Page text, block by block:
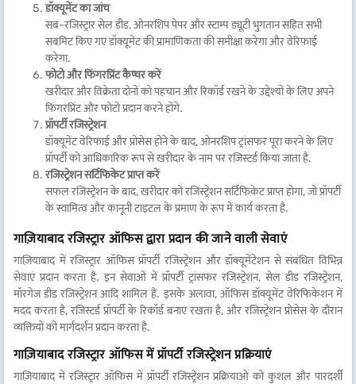
डॉक्यूमेंट का जांच
सब-रजिस्ट्रार सेल डीड, ओनरशिप पेपर और स्टाम्प ड्यूटी भुगतान सहित सभी
सबमिट किए गए डॉक्यूमेंट की प्रामाणिकता की समीक्षा करेगा और वेरिफाई
करेगा.
फोटो और फिंगरप्रिंट कैप्चर करें
खरीदार और विक्रेता दोनों को पहचान और रिकॉर्ड रखने के उद्देश्यों के लिए अपने
फिंगरप्रिंट और फोटो प्रदान करने होंगे.
प्रॉपर्टी रजिस्ट्रेशन
डॉक्यूमेंट वेरिफाई और प्रोसेस होने के बाद, ओनरशिप ट्रांसफर पूरा करने के लिए
प्रॉपर्टी को आधिकारिक रूप से खरीदार के नाम पर रजिस्टर्ड किया जाता है.
रजिस्ट्रेशन सर्टिफिकेट प्राप्त करें
सफल रजिस्ट्रेशन के बाद, खरीदार को रजिस्ट्रेशन सर्टिफिकेट प्राप्त होगा, जो प्रॉपर्टी
के स्वामित्व और कानूनी टाइटल के प्रमाण के रूप में कार्य करता है.
गाज़ियाबाद रजिस्ट्रार ऑफिस द्वारा प्रदान की जाने वाली सेवाएं
गाज़ियाबाद में रजिस्ट्रार ऑफिस प्रॉपर्टी रजिस्ट्रेशन और डॉक्यूमेंटेशन से संबंधित विभिन्न
सेवाएं प्रदान करता है. इन सेवाओं में प्रॉपर्टी ट्रांसफर रजिस्ट्रेशन, सेल डीड रजिस्ट्रेशन,
मॉरगेज डीड रजिस्ट्रेशन आदि शामिल हैं. इसके अलावा, ऑफिस डॉक्यूमेंट वेरिफिकेशन में
मदद करता है, रजिस्टर्ड प्रॉपर्टी के रिकॉर्ड बनाए रखता है, और रजिस्ट्रेशन प्रोसेस के दौरान
व्यक्तियों को मार्गदर्शन प्रदान करता है.
गाज़ियाबाद रजिस्ट्रार ऑफिस में प्रॉपर्टी रजिस्ट्रेशन प्रक्रियाएं
गाज़ियाबाद में रजिस्ट्रार ऑफिस में प्रॉपर्टी रजिस्ट्रेशन प्रक्रियाओं को कुशल और पारदर्शी